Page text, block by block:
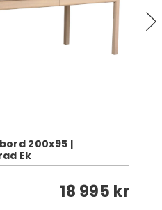
200x95 |
Ek
18 995 kr